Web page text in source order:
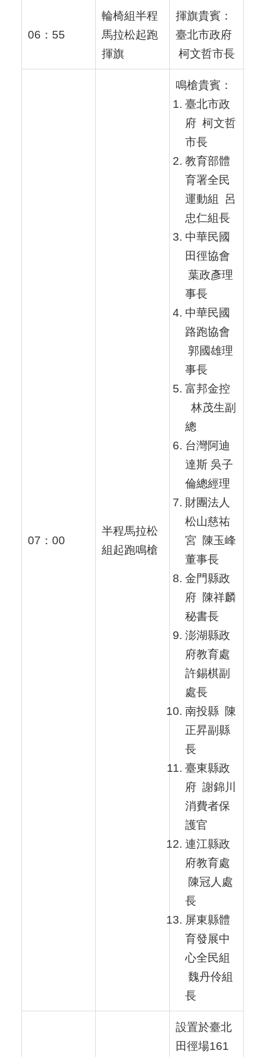
06：55
輪椅組半程
馬拉松起跑
揮旗
揮旗貴賓：
臺北市政府
柯文哲市長
07：00
半程馬拉松
組起跑鳴槍
鳴槍貴賓：
臺北市政
府 柯文哲
市長
教育部體
育署全民
運動組 呂
忠仁組長
中華民國
田徑協會
葉政彥理
事長
中華民國
路跑協會
郭國雄理
事長
富邦金控
林茂生副
總
台灣阿迪
達斯 吳子
倫總經理
財團法人
松山慈祐
宮 陳玉峰
董事長
金門縣政
府 陳祥麟
秘書長
澎湖縣政
府教育處
許錫棋副
處長
南投縣 陳
正昇副縣
長
臺東縣政
府 謝錦川
消費者保
護官
連江縣政
府教育處
陳冠人處
長
屏東縣體
育發展中
心全民組
魏丹伶組
長
設置於臺北
田徑場161